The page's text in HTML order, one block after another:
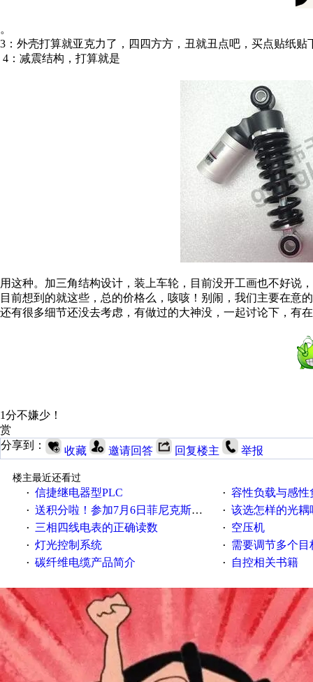
。
3：外壳打算就亚克力了，四四方方，丑就丑点吧，买点贴纸
4：减震结构，打算就是
用这种。加三角结构设计，装上车轮，目前没开工画也不好说
目前想到的就这些，总的价格么，咳咳！别闹，我们主要在意
还有很多细节还没去考虑，有做过的大神没，一起讨论下，有
1分不嫌少！
赏
分享到：
收藏 邀请回答 回复楼主 举报
楼主最近还看过
· 信捷继电器型PLC · 容性负载与感性负
· 送积分啦！参加7月6日菲尼克斯在线研讨会即得 · 该选怎样的光耦
· 三相四线电表的正确读数 · 空压机
· 灯光控制系统 · 需要调节多个目标
· 碳纤维电缆产品简介 · 自控相关书籍